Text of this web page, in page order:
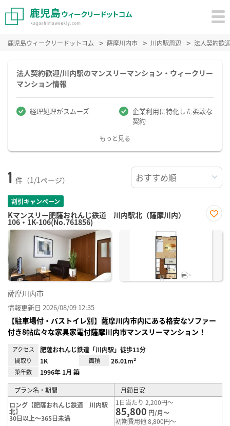
鹿児島ウィークリードットコム 薩摩川内市 川内駅周辺 法人契約歓
法人契約歓迎/川内駅のマンスリーマンション・ウィークリー
マンション情報
経理処理がスムーズ
企業利用に特化した柔軟な
契約
もっと見る
1 件（1/1ページ）
割引キャンペーン
Kマンスリー肥薩おれんじ鉄道 川内駅北（薩摩川内）
106・1K-106(No.761856)
に入
薩摩川内市
情報更新日 2026/08/09 12:35
【駐車場付・バストイレ別】薩摩川内市内にある格安なソファー
付き8帖広々な家具家電付薩摩川内市マンスリーマンション！
アクセス 肥薩おれんじ鉄道「川内駅」徒歩11分
間取り 1K 面積 26.01m²
築年数 1996年 1月 築
プラン名・期間
月額目安
ロング【肥薩おれんじ鉄道 川内駅
北】
30日以上～365日未満
1日当たり 2,200円～
85,800 円/月～
初期費用他 8,800円～